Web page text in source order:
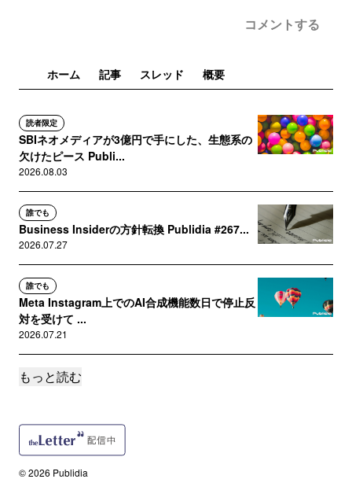
コメントする
ホーム 記事 スレッド 概要
読者限定
SBIネオメディアが3億円で手にした、生態系の
欠けたピース Publi...
2026.08.03
誰でも
Business Insiderの方針転換 Publidia #267...
2026.07.27
誰でも
Meta Instagram上でのAI合成機能数日で停止反
対を受けて ...
2026.07.21
誰でも
2026.07.13
マーケターが立ち上げた書籍のAIライセンシン
もっと読む
© 2026 Publidia